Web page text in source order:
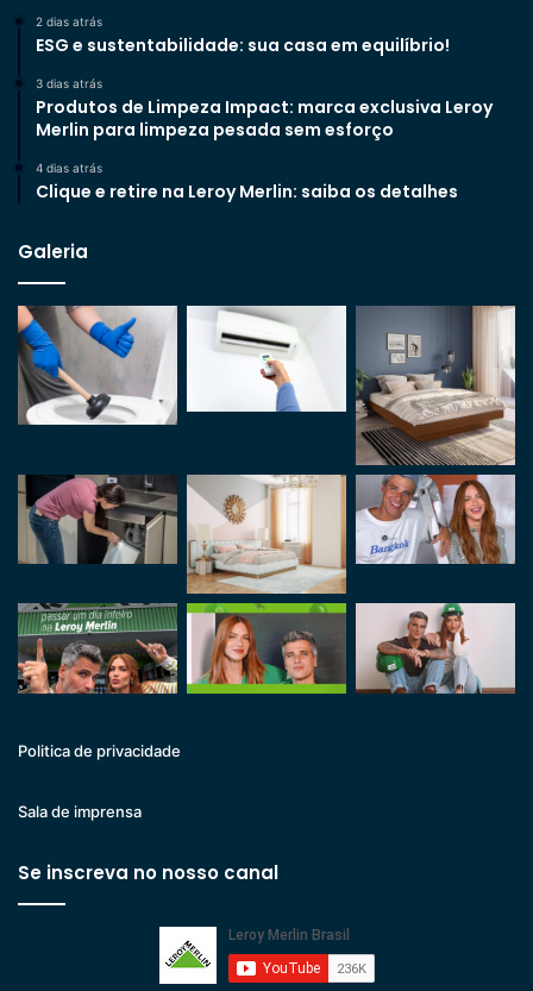
2 dias atrás
ESG e sustentabilidade: sua casa em equilíbrio!
3 dias atrás
Produtos de Limpeza Impact: marca exclusiva Leroy
Merlin para limpeza pesada sem esforço
4 dias atrás
Clique e retire na Leroy Merlin: saiba os detalhes
Galeria
Politica de privacidade
Sala de imprensa
Se inscreva no nosso canal